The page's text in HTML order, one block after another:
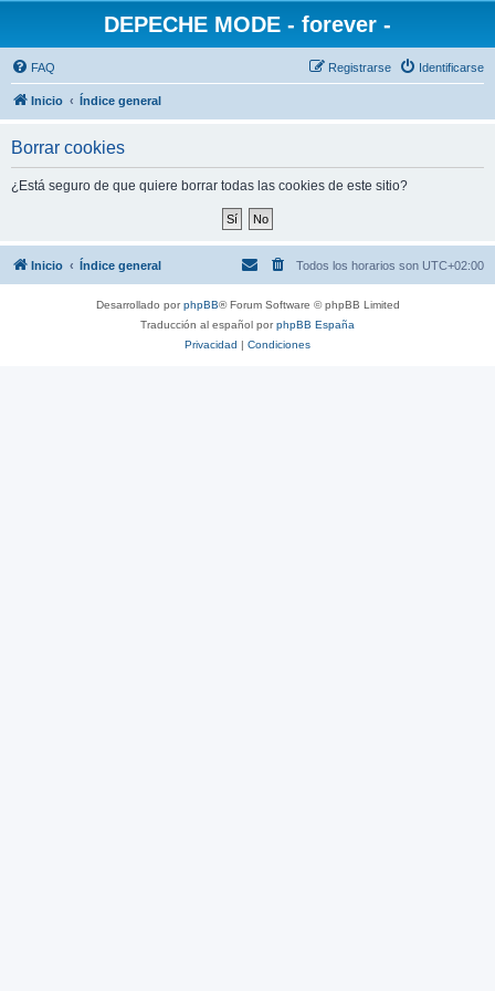
DEPECHE MODE - forever -
FAQ Identificarse
Registrarse
Inicio Índice general
Borrar cookies
¿Está seguro de que quiere borrar todas las cookies de este sitio?
Inicio Índice general Todos los horarios son UTC+02:00
Desarrollado porphpBB® Forum Software © phpBB Limited
Traducción al español porphpBB España
Privacidad | Condiciones